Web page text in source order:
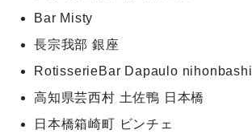
Bar Misty
長宗我部 銀座
RotisserieBar Dapaulo nihonbashi
高知県芸西村 土佐鴨 日本橋
日本橋箱崎町 ビンチェ